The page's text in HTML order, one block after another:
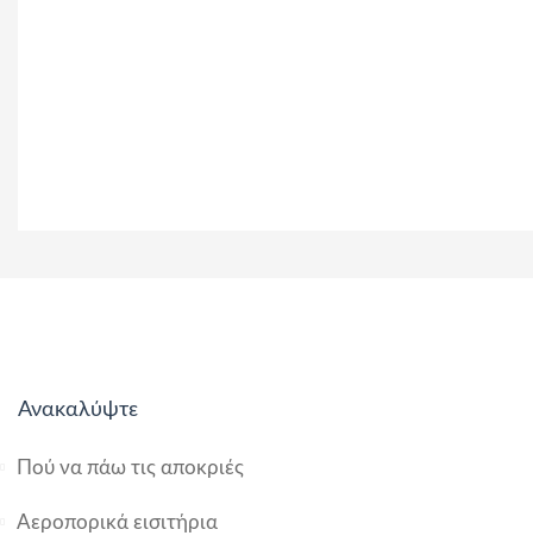
Ανακαλύψτε
Πού να πάω τις αποκριές
Αεροπορικά εισιτήρια